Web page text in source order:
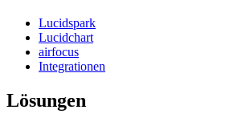
Lucidspark
Lucidchart
airfocus
Integrationen
Lösungen